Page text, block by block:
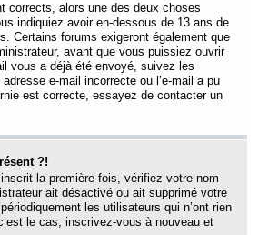
corrects, alors une des deux choses
indiquiez avoir en-dessous de 13 ans de
Certains forums exigeront également que
avant que vous puissiez ouvrir
vous a déjà été envoyé, suivez les
e-mail incorrecte ou l’e-mail a pu
est correcte, essayez de contacter un
?!
la première fois, vérifiez votre nom
ait désactivé ou ait supprimé votre
les utilisateurs qui n’ont rien
le cas, inscrivez-vous à nouveau et